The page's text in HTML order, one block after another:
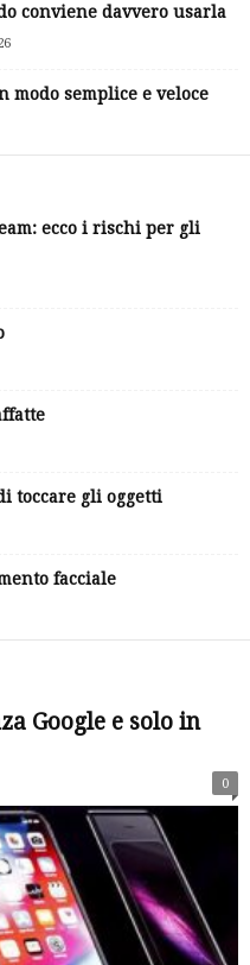
conviene davvero usarla
semplice e veloce
ecco i rischi per gli
toccare gli oggetti
facciale
Google e solo in
0